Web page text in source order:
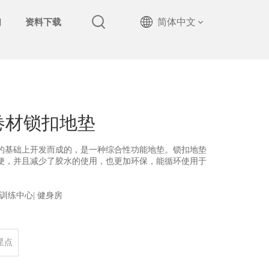
资料下载 简体中文
材锁扣地垫
基础上开发而成的，是一种综合性功能地垫。锁扣地垫
，并且减少了胶水的使用，也更加环保，能循环使用于
练中心| 健身房
点